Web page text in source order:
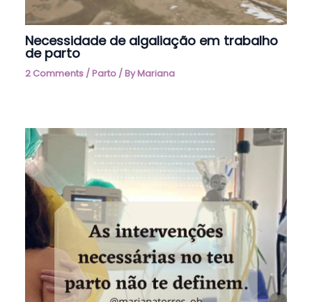
Necessidade de algaliação em trabalho
de parto
2 Comments /Parto / ByMariana